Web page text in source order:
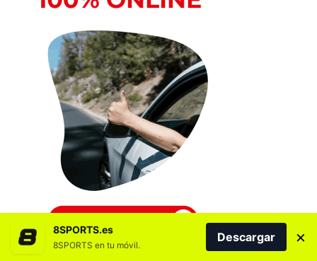
8SPORTS.es
8SPORTS en tu móvil.
Descargar ×